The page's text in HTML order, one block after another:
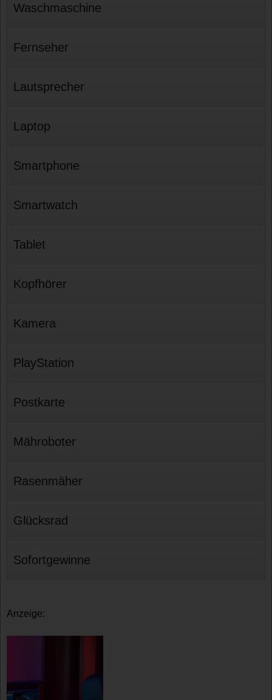
Waschmaschine
Fernseher
Lautsprecher
Laptop
Smartphone
Smartwatch
Tablet
Kopfhörer
Kamera
PlayStation
Postkarte
Mähroboter
Rasenmäher
Glücksrad
Sofortgewinne
Anzeige: